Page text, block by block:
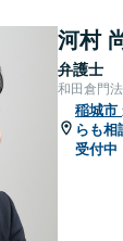
河村
弁護士
和田倉門
稲城市
らも相
受付中